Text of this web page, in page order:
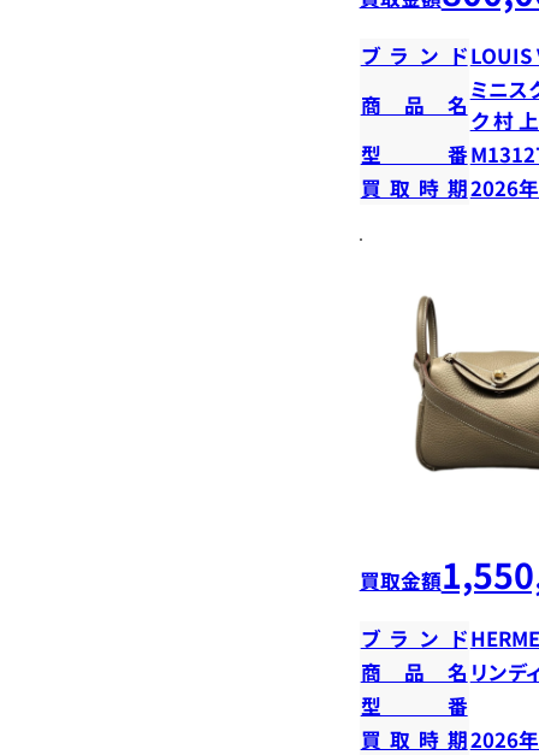
ブランドLOUIS
商品名
ミニス
ク 村
型番
買取時期2026
買取金額
ブランド
商品名 リンデ
型番
買取時期2026